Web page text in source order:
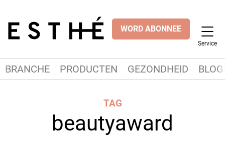
WORD ABONNEE
Service
BRANCHE PRODUCTEN GEZONDHEID
TAG
beautyaward